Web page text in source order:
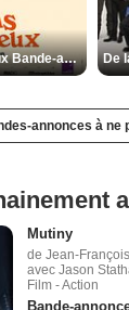
Les Matins merveilleux Bande-annonce VF
annonces à ne
Mutiny
de Jean-
avec Jason
Film - Action
Bande-